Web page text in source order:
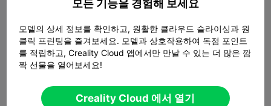
모든 기능을 경험해 보세요
모델의 상세 정보를 확인하고, 원활한 클라우드 슬라이싱과 원
클릭 프린팅을 즐겨보세요. 모델과 상호작용하여 독점 포인트
를 적립하고, Creality Cloud 앱에서만 만날 수 있는 더 많은 깜
짝 선물을 열어보세요!
Creality Cloud 에서 열기